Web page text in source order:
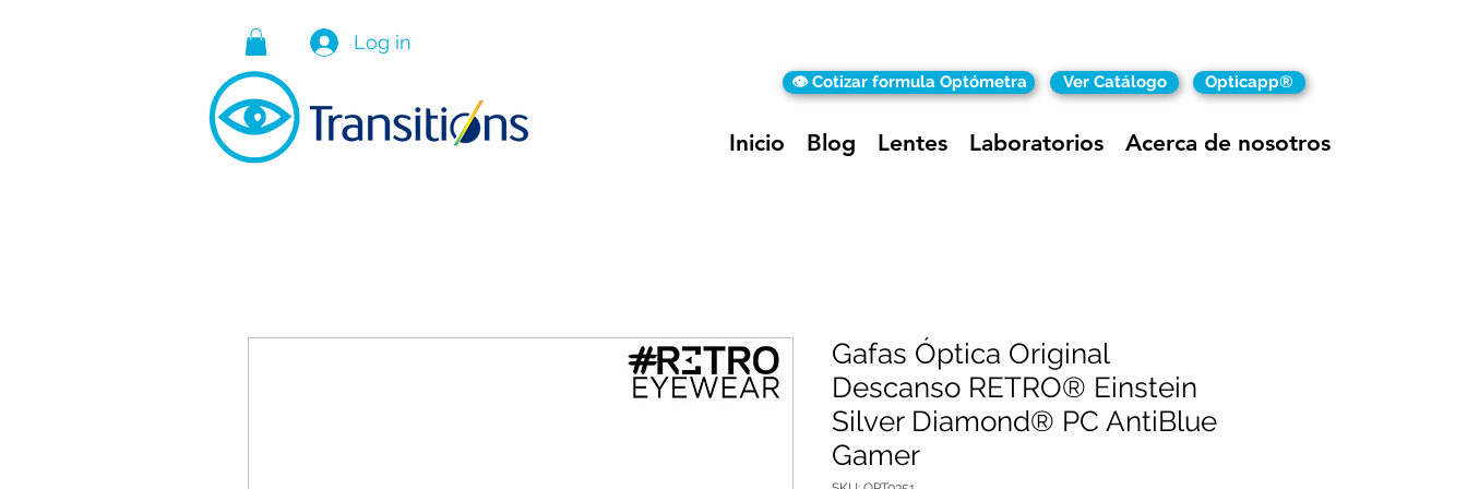
Log in
Ver Catálogo
👁️ Cotizar formula Optómetra
Inicio Blog Lentes Laboratorios Acerca de nosotros
Opticapp®
Gafas Óptica Original
Descanso RETRO® Einstein
Silver Diamond® PC AntiBlue
Gamer